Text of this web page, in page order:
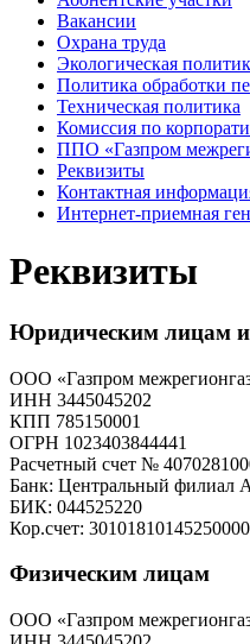
Вакансии
Охрана труда
Экологическая
Политика обработки
Техническая политика
Комиссия по
ППО «Газпром
Реквизиты
Контактная
Интернет-приемная
Реквизиты
Юридическим лицам
ООО «Газпром
ИНН 3445045202
КПП 785150001
ОГРН 1023403844441
Расчетный счет №
Банк: Центральный
БИК: 044525220
Кор.счет:
Физическим лицам
ООО «Газпром